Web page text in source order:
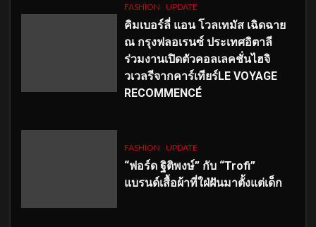
FASHION UPDATE
คิมเบอร์ลี่ แอน โวลเทมัส เฉิดฉาย
ณ กรุงฟลอเรนซ์ ประเทศอิตาลี
ร่วมงานเปิดตัวคอลเลคชั่นไฮจิ
วเวลรีจากคาร์เทียร์LE VOYAGE
RECOMMENCÉ
FASHION UPDATE
“ฟอร์ด ฐิติพงษ์” กับ “Trofi”
แบรนด์เสื้อผ้าที่ใฝ่ฝันมาตั้งแต่เด็ก